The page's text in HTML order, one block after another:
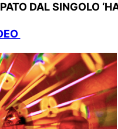
DAL SINGOLO